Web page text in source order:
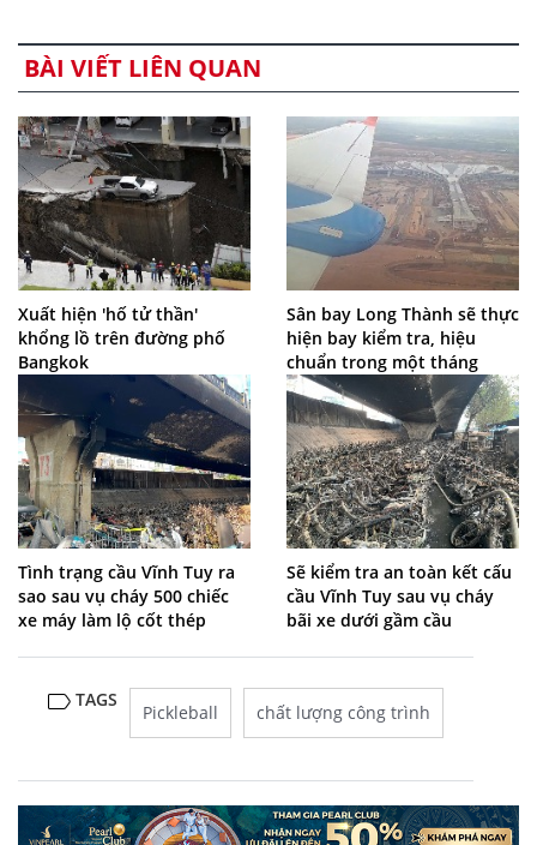
BÀI VIẾT LIÊN QUAN
Xuất hiện 'hố tử thần'
khổng lồ trên đường phố
Bangkok
Sân bay Long Thành sẽ thực
hiện bay kiểm tra, hiệu
chuẩn trong một tháng
Tình trạng cầu Vĩnh Tuy ra
sao sau vụ cháy 500 chiếc
xe máy làm lộ cốt thép
Sẽ kiểm tra an toàn kết cấu
cầu Vĩnh Tuy sau vụ cháy
bãi xe dưới gầm cầu
TAGS
Pickleball chất lượng công trình